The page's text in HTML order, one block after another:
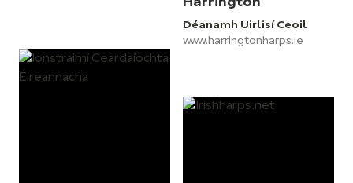
Harrington
Déanamh Uirlisí Ceoil
www.harringtonharps.ie